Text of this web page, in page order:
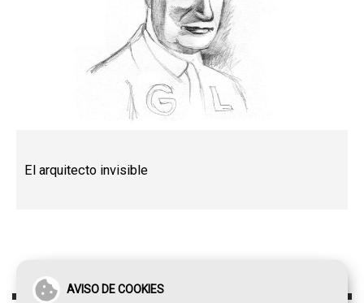
AVISO DE COOKIES
El arquitecto invisible